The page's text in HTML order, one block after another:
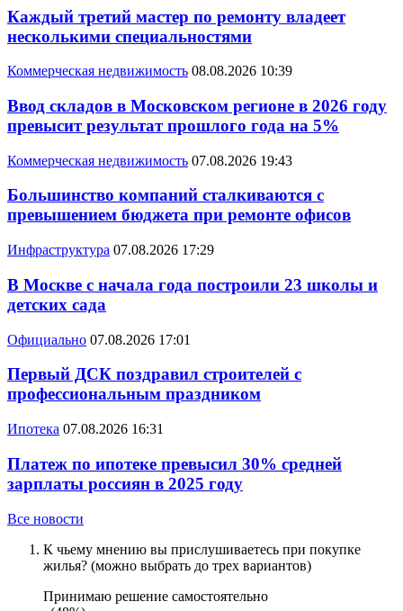
Каждый третий мастер по ремонту владеет
несколькими специальностями
Коммерческая недвижимость 08.08.2026 10:39
Ввод складов в Московском регионе в 2026 году
превысит результат прошлого года на 5%
Коммерческая недвижимость 07.08.2026 19:43
Большинство компаний сталкиваются с
превышением бюджета при ремонте офисов
Инфраструктура 07.08.2026 17:29
В Москве с начала года построили 23 школы и
детских сада
Официально 07.08.2026 17:01
Первый ДСК поздравил строителей с
профессиональным праздником
Ипотека 07.08.2026 16:31
Платеж по ипотеке превысил 30% средней
зарплаты россиян в 2025 году
Все новости
К чьему мнению вы прислушиваетесь при покупке
жилья? (можно выбрать до трех вариантов)
Принимаю решение самостоятельно